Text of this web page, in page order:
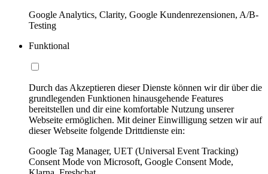
Google Analytics, Clarity, Google Kundenrezensionen, A/B-
Testing
Funktional
Durch das Akzeptieren dieser Dienste können wir dir über die
grundlegenden Funktionen hinausgehende Features
bereitstellen und dir eine komfortable Nutzung unserer
Webseite ermöglichen. Mit deiner Einwilligung setzen wir auf
dieser Webseite folgende Drittdienste ein:
Google Tag Manager, UET (Universal Event Tracking)
Consent Mode von Microsoft, Google Consent Mode,